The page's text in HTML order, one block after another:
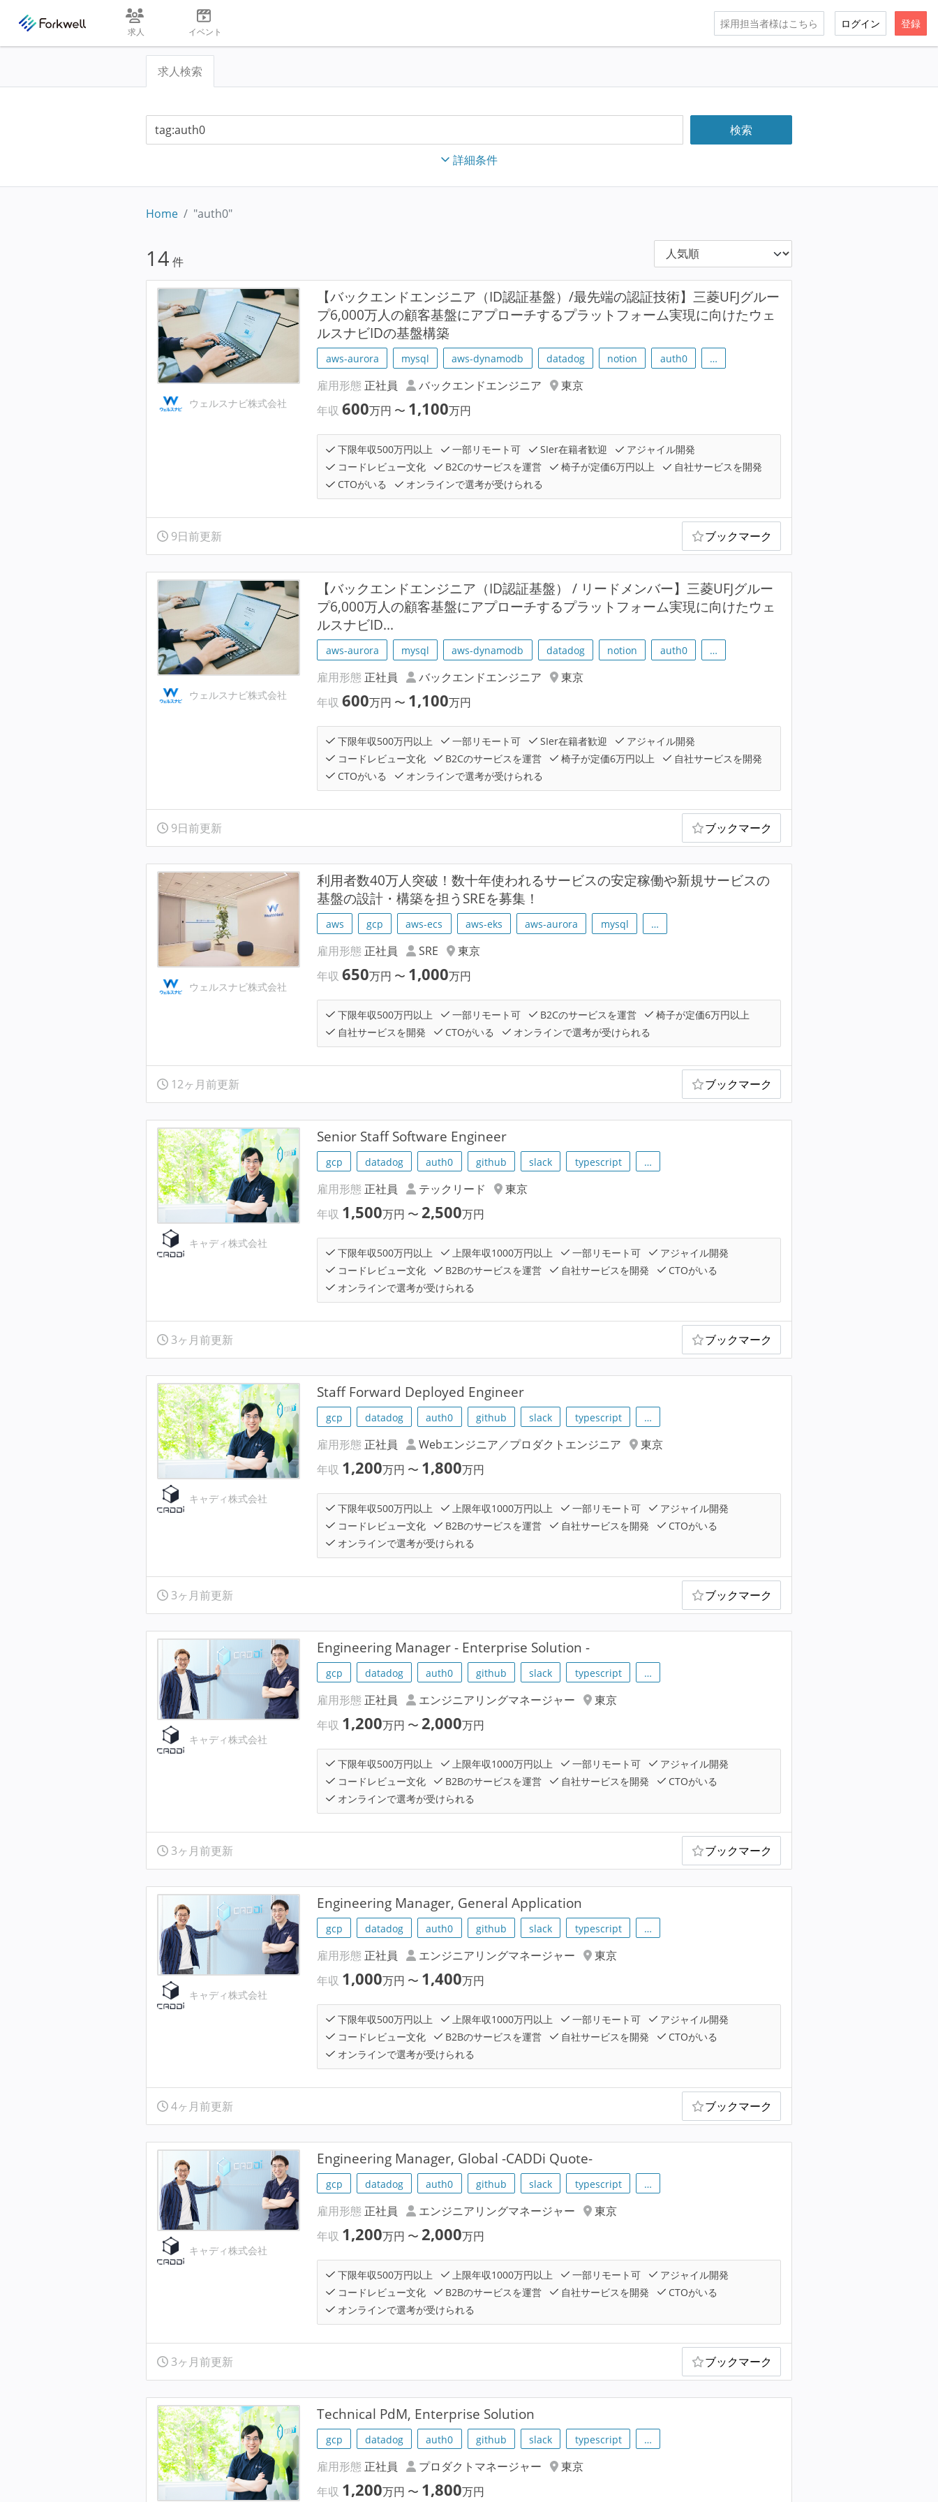
求人 イベント
採用担当者様はこちら ログイン 登録
求人検索
詳細条件
Home "auth0"
14 件
ウェルスナビ株式会社
【バックエンドエンジニア（ID認証基盤）/最先端の認証技術】三菱UFJグルー
プ6,000万人の顧客基盤にアプローチするプラットフォーム実現に向けたウェ
ルスナビIDの基盤構築
aws-aurora mysql aws-dynamodb datadog notion auth0 …
雇用形態 正社員 バックエンドエンジニア
東京
年収600万円 〜 1,100万円
下限年収500万円以上 一部リモート可 SIer在籍者歓迎
アジャイル開発
コードレビュー文化
B2Cのサービスを運営 椅子が定価6万円以上
自社サービスを開発
CTOがいる
オンラインで選考が受けられる
9日前更新 ブックマーク
ウェルスナビ株式会社
【バックエンドエンジニア（ID認証基盤） / リードメンバー】三菱UFJグルー
プ6,000万人の顧客基盤にアプローチするプラットフォーム実現に向けたウェ
ルスナビID...
aws-aurora mysql aws-dynamodb datadog notion auth0 …
雇用形態 正社員 バックエンドエンジニア
東京
年収600万円 〜 1,100万円
下限年収500万円以上 一部リモート可 SIer在籍者歓迎
アジャイル開発
コードレビュー文化
B2Cのサービスを運営 椅子が定価6万円以上
自社サービスを開発
CTOがいる
オンラインで選考が受けられる
9日前更新 ブックマーク
ウェルスナビ株式会社
利用者数40万人突破！数十年使われるサービスの安定稼働や新規サービスの
基盤の設計・構築を担うSREを募集！
aws gcp aws-ecs aws-eks aws-aurora mysql …
雇用形態 正社員 SRE
東京
年収650万円 〜 1,000万円
下限年収500万円以上 一部リモート可 B2Cのサービスを運営
椅子が定価6万円以上
自社サービスを開発
CTOがいる オンラインで選考が受けられる
12ヶ月前更新 ブックマーク
キャディ株式会社
Senior Staff Software Engineer
gcp datadog auth0 github slack typescript …
雇用形態 正社員 テックリード
東京
年収 1,500万円 〜2,500万円
下限年収500万円以上 上限年収1000万円以上 一部リモート可
アジャイル開発
コードレビュー文化
B2Bのサービスを運営 自社サービスを開発
CTOがいる
オンラインで選考が受けられる
3ヶ月前更新 ブックマーク
キャディ株式会社
Staff Forward Deployed Engineer
gcp datadog auth0 github slack typescript …
雇用形態 正社員 Webエンジニア／プロダクトエンジニア
東京
年収 1,200万円 〜 1,800万円
下限年収500万円以上 上限年収1000万円以上 一部リモート可
アジャイル開発
コードレビュー文化
B2Bのサービスを運営 自社サービスを開発
CTOがいる
オンラインで選考が受けられる
3ヶ月前更新 ブックマーク
キャディ株式会社
Engineering Manager - Enterprise Solution -
gcp datadog auth0 github slack typescript …
雇用形態 正社員 エンジニアリングマネージャー
東京
年収 1,200万円 〜2,000万円
下限年収500万円以上 上限年収1000万円以上 一部リモート可
アジャイル開発
コードレビュー文化
B2Bのサービスを運営 自社サービスを開発
CTOがいる
オンラインで選考が受けられる
3ヶ月前更新 ブックマーク
キャディ株式会社
Engineering Manager, General Application
gcp datadog auth0 github slack typescript …
雇用形態 正社員 エンジニアリングマネージャー
東京
年収 1,000万円 〜 1,400万円
下限年収500万円以上 上限年収1000万円以上 一部リモート可
アジャイル開発
コードレビュー文化
B2Bのサービスを運営 自社サービスを開発
CTOがいる
オンラインで選考が受けられる
4ヶ月前更新 ブックマーク
キャディ株式会社
Engineering Manager, Global -CADDi Quote-
gcp datadog auth0 github slack typescript …
雇用形態 正社員 エンジニアリングマネージャー
東京
年収 1,200万円 〜2,000万円
下限年収500万円以上 上限年収1000万円以上 一部リモート可
アジャイル開発
コードレビュー文化
B2Bのサービスを運営 自社サービスを開発
CTOがいる
オンラインで選考が受けられる
3ヶ月前更新 ブックマーク
Technical PdM, Enterprise Solution
gcp datadog auth0 github slack typescript …
雇用形態 正社員 プロダクトマネージャー
東京
年収 1,200万円 〜 1,800万円